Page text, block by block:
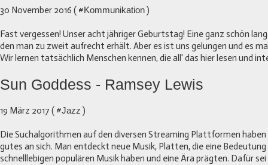
30 November 2016 ( #Kommunikation)
Fast vergessen! Unser acht jähriger Geburtstag! Eine ganz schön
den man zu zweit aufrecht erhält. Aber es ist uns gelungen und es
Wir lernen tatsächlich Menschen kennen, die all' das hier lesen und
Sun Goddess - Ramsey Lewis
19 März 2017 ( #Jazz )
Die Suchalgorithmen auf den diversen Streaming Plattformen
gutes an sich. Man entdeckt neue Musik, Platten, die eine
schnelllebigen populären Musik haben und eine Ära prägten. Dafür